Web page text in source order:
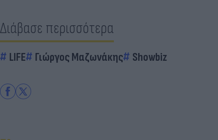
Διάβασε περισσότερα
LIFE Γιώργος Μαζωνάκης Showbiz